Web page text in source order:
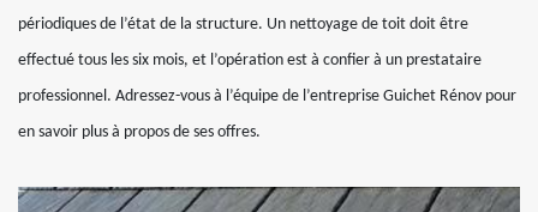
périodiques de l’état de la structure. Un nettoyage de toit doit être
effectué tous les six mois, et l’opération est à confier à un prestataire
professionnel. Adressez-vous à l’équipe de l’entreprise Guichet Rénov pour
en savoir plus à propos de ses offres.